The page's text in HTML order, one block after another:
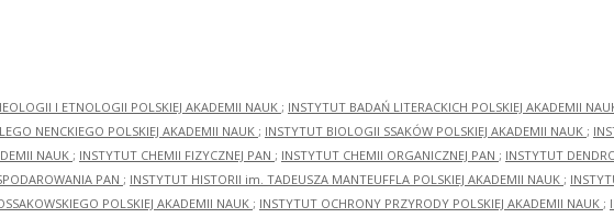
I ETNOLOGII POLSKIEJ AKADEMII NAUK ; INSTYTUT BADAŃ LITERACKICH POLSKIEJ AKADEMII
NENCKIEGO POLSKIEJ AKADEMII NAUK ; INSTYTUT BIOLOGII SSAKÓW POLSKIEJ AKADEMII NAUK ;
NAUK ; INSTYTUT CHEMII FIZYCZNEJ PAN ; INSTYTUT CHEMII ORGANICZNEJ PAN ; INSTYTUT
PAN ; INSTYTUT HISTORII im. TADEUSZA MANTEUFFLA POLSKIEJ AKADEMII NAUK ;
POLSKIEJ AKADEMII NAUK ; INSTYTUT OCHRONY PRZYRODY POLSKIEJ AKADEMII NAUK ;